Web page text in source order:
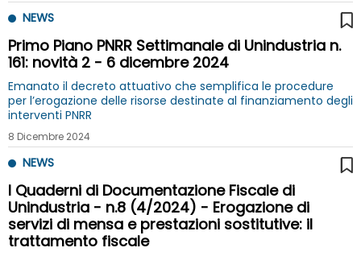
NEWS
Primo Piano PNRR Settimanale di Unindustria n.
161: novità 2 - 6 dicembre 2024
Emanato il decreto attuativo che semplifica le procedure
per l’erogazione delle risorse destinate al finanziamento degli
interventi PNRR
8 Dicembre 2024
NEWS
I Quaderni di Documentazione Fiscale di
Unindustria - n.8 (4/2024) - Erogazione di
servizi di mensa e prestazioni sostitutive: il
trattamento fiscale